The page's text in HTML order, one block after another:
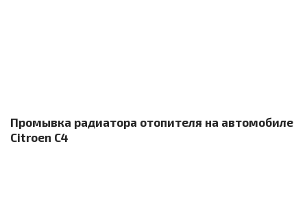
Промывка радиатора отопителя на автомобиле
Citroen C4